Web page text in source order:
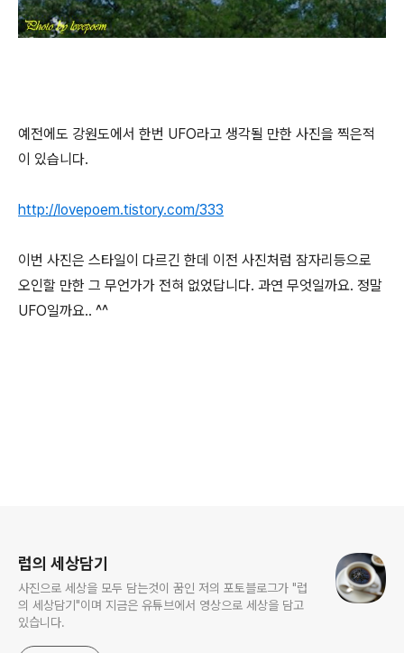
예전에도 강원도에서 한번 UFO라고 생각될 만한 사진을 찍은적
이 있습니다.
http://lovepoem.tistory.com/333
이번 사진은 스타일이 다르긴 한데 이전 사진처럼 잠자리등으로
오인할 만한 그 무언가가 전혀 없었답니다. 과연 무엇일까요. 정말
UFO일까요.. ^^
럽의 세상담기
사진으로 세상을 모두 담는것이 꿈인 저의 포토블로그가 "럽
의 세상담기"이며 지금은 유튜브에서 영상으로 세상을 담고
있습니다.